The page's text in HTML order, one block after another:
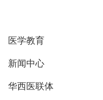
医学教育
新闻中心
华西医联体